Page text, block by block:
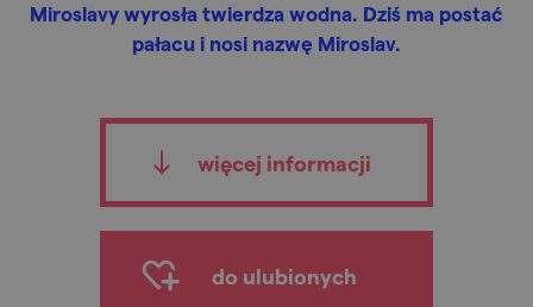
Miroslavy wyrosła twierdza wodna. Dziś ma postać
pałacu i nosi nazwę Miroslav.
więcej informacji
do ulubionych